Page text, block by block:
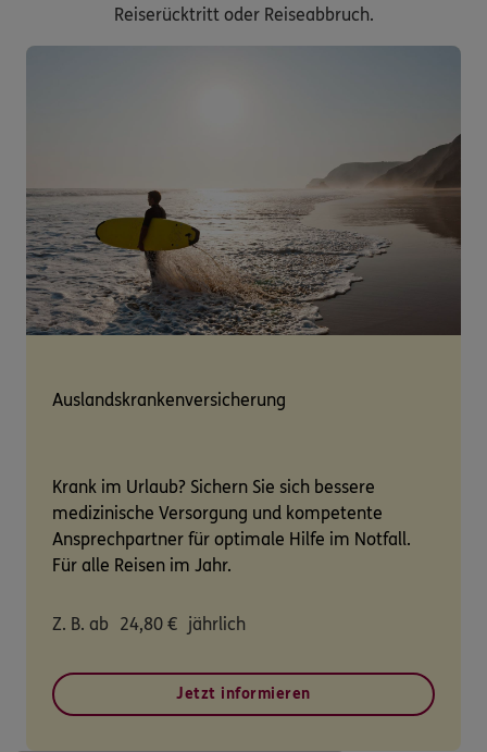
Reiserücktritt oder Reiseabbruch.
Auslandskrankenversicherung
Krank im Urlaub? Sichern Sie sich bessere
medizinische Versorgung und kompetente
Ansprechpartner für optimale Hilfe im Notfall.
Für alle Reisen im Jahr.
Z. B. ab 24,80 € jährlich
Jetzt informieren